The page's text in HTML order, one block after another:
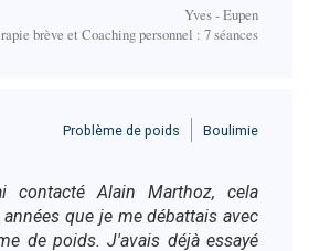
Yves - Eupen
brève et Coaching personnel : 7 séances
Problème de poids Boulimie
contacté Alain Marthoz, cela
que je me débattais avec
de poids. J'avais déjà essayé